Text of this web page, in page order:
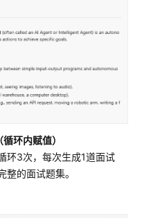
环内赋值）
环3次，每次生成1道面试
的面试题集。